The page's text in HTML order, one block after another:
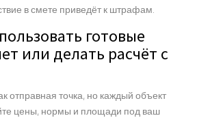
в смете приведёт к штрафам.
готовые
или делать расчёт с
отправная точка, но каждый объект
цены, нормы и площади под ваш